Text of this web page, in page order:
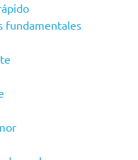
fundamentales